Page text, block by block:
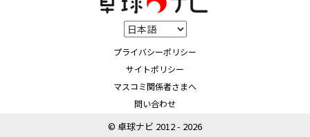
プライバシーポリシー
サイトポリシー
マスコミ関係者さまへ
問い合わせ
© 卓球ナビ 2012 - 2026